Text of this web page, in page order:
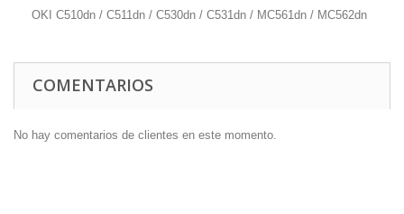
OKI C510dn / C511dn / C530dn / C531dn / MC561dn / MC562dn
COMENTARIOS
No hay comentarios de clientes en este momento.